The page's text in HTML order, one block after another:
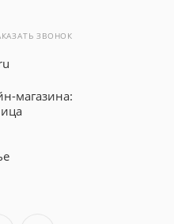
ЗВОНОК
магазина: